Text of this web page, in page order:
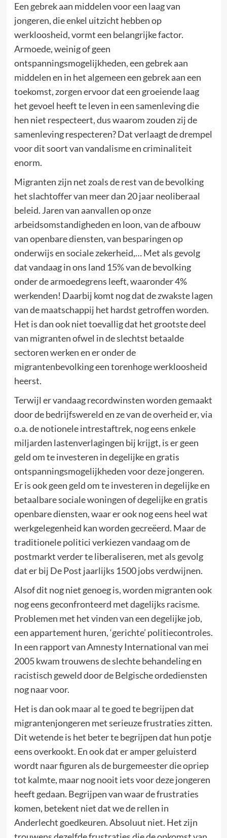
Een gebrek aan middelen voor een laag van
jongeren, die enkel uitzicht hebben op
werkloosheid, vormt een belangrijke factor.
Armoede, weinig of geen
ontspanningsmogelijkheden, een gebrek aan
middelen en in het algemeen een gebrek aan een
toekomst, zorgen ervoor dat een groeiende laag
het gevoel heeft te leven in een samenleving die
hen niet respecteert, dus waarom zouden zij de
samenleving respecteren? Dat verlaagt de drempel
voor dit soort van vandalisme en criminaliteit
enorm.
Migranten zijn net zoals de rest van de bevolking
het slachtoffer van meer dan 20 jaar neoliberaal
beleid. Jaren van aanvallen op onze
arbeidsomstandigheden en loon, van de afbouw
van openbare diensten, van besparingen op
onderwijs en sociale zekerheid,… Met als gevolg
dat vandaag in ons land 15% van de bevolking
onder de armoedegrens leeft, waaronder 4%
werkenden! Daarbij komt nog dat de zwakste lagen
van de maatschappij het hardst getroffen worden.
Het is dan ook niet toevallig dat het grootste deel
van migranten ofwel in de slechtst betaalde
sectoren werken en er onder de
migrantenbevolking een torenhoge werkloosheid
heerst.
Terwijl er vandaag recordwinsten worden gemaakt
door de bedrijfswereld en ze van de overheid er, via
o.a. de notionele intrestaftrek, nog eens enkele
miljarden lastenverlagingen bij krijgt, is er geen
geld om te investeren in degelijke en gratis
ontspanningsmogelijkheden voor deze jongeren.
Er is ook geen geld om te investeren in degelijke en
betaalbare sociale woningen of degelijke en gratis
openbare diensten, waar er ook nog eens heel wat
werkgelegenheid kan worden gecreëerd. Maar de
traditionele politici verkiezen vandaag om de
postmarkt verder te liberaliseren, met als gevolg
dat er bij De Post jaarlijks 1500 jobs verdwijnen.
Alsof dit nog niet genoeg is, worden migranten ook
nog eens geconfronteerd met dagelijks racisme.
Problemen met het vinden van een degelijke job,
een appartement huren, ‘gerichte’ politiecontroles.
In een rapport van Amnesty International van mei
2005 kwam trouwens de slechte behandeling en
racistisch geweld door de Belgische ordediensten
nog naar voor.
Het is dan ook maar al te goed te begrijpen dat
migrantenjongeren met serieuze frustraties zitten.
Dit wetende is het beter te begrijpen dat hun potje
eens overkookt. En ook dat er amper geluisterd
wordt naar figuren als de burgemeester die opriep
tot kalmte, maar nog nooit iets voor deze jongeren
heeft gedaan. Begrijpen van waar de frustraties
komen, betekent niet dat we de rellen in
Anderlecht goedkeuren. Absoluut niet. Het zijn